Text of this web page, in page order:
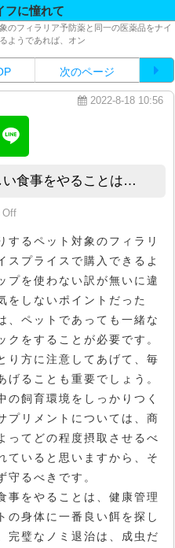
フに憧れて
のフィラリア予防薬と同一の医薬品をナイ
ようであれば、オン
次のページ
2022-8-18 10:56
い食事をやることは…
Offon ペットの年齢に最も相応しい
するペット対象のフィラリ
スプライスで購入できるよ
プを使わない訳が無いに違
をしないポイントだった
、ペットであっても一緒な
をすることが必要です。
り方に注意してあげて、毎
げることも重要でしょう。
の飼育環境をしっかりつく
プリメントについては、商
ってどの程度摂取させるべ
ていると思いますから、そ
守るべきです。
事をやることは、健康管理
の身体に一番良い餌を探し
完璧なノミ退治は、成虫だ